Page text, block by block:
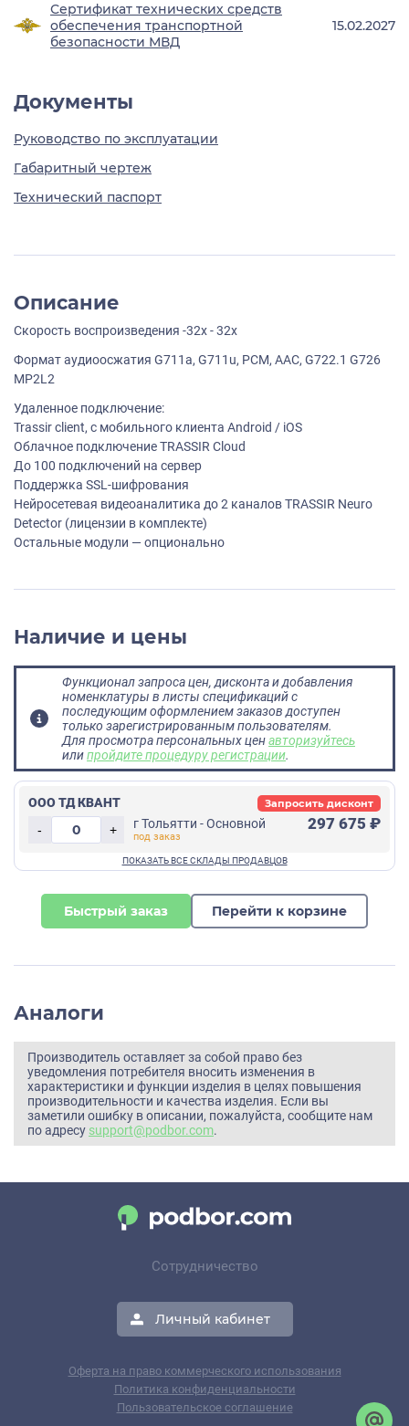
Сертификат технических средств
обеспечения транспортной
безопасности МВД
15.02.2027
Документы
Руководство по эксплуатации
Габаритный чертеж
Технический паспорт
Описание
Скорость воспроизведения -32х - 32х
Формат аудиоосжатия G711a, G711u, PCM, AAC, G722.1 G726
MP2L2
Удаленное подключение:
Trassir client, с мобильного клиента Android / iOS
Облачное подключение TRASSIR Cloud
До 100 подключений на сервер
Поддержка SSL-шифрования
Нейросетевая видеоаналитика до 2 каналов TRASSIR Neuro
Detector (лицензии в комплекте)
Остальные модули — опционально
Наличие и цены
Функционал запроса цен, дисконта и добавления
номенклатуры в листы спецификаций с
последующим оформлением заказов доступен
только зарегистрированным пользователям.
Для просмотра персональных ценавторизуйтесь
илипройдите процедуру регистрации.
ООО ТД КВАНТ
-
+ г Тольятти - Основной 297 675 ₽
Запросить дисконт
Быстрый заказ Перейти к корзине
Аналоги
Производитель оставляет за собой право без
уведомления потребителя вносить изменения в
характеристики и функции изделия в целях повышения
производительности и качества изделия. Если вы
заметили ошибку в описании, пожалуйста, сообщите нам
по адресу support@podbor.com.
Сотрудничество
Личный кабинет
Оферта на право коммерческого использования
Политика конфиденциальности
Пользовательское соглашение